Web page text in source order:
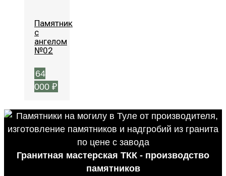
Памятник
с
ангелом
№02
64
000 ₽
Гранитная мастерская ТКК - производство
памятников